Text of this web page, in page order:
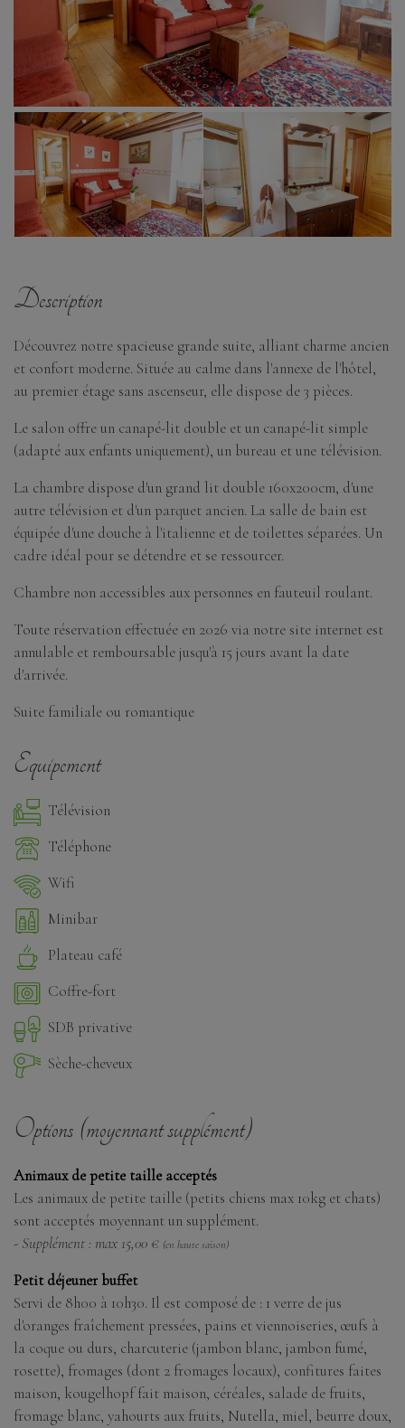
Description
Découvrez notre spacieuse grande suite, alliant charme ancien
et confort moderne. Située au calme dans l'annexe de l'hôtel,
au premier étage sans ascenseur, elle dispose de 3 pièces.
Le salon offre un canapé-lit double et un canapé-lit simple
(adapté aux enfants uniquement), un bureau et une télévision.
La chambre dispose d'un grand lit double 160x200cm, d'une
autre télévision et d'un parquet ancien. La salle de bain est
équipée d'une douche à l'italienne et de toilettes séparées. Un
cadre idéal pour se détendre et se ressourcer.
Chambre non accessibles aux personnes en fauteuil roulant.
Toute réservation effectuée en 2026 via notre site internet est
annulable et remboursable jusqu'à 15 jours avant la date
d'arrivée.
Suite familiale ou romantique
Equipement
Télévision
Téléphone
Wifi
Minibar
Plateau café
Coffre-fort
SDB privative
Sèche-cheveux
Options (moyennant supplément)
Animaux de petite taille acceptés
Les animaux de petite taille (petits chiens max 10kg et chats)
sont acceptés moyennant un supplément.
- Supplément : max 15,00 € (en haute saison)
Petit déjeuner buffet
Servi de 8h00 à 10h30. Il est composé de : 1 verre de jus
d'oranges fraîchement pressées, pains et viennoiseries, œufs à
la coque ou durs, charcuterie (jambon blanc, jambon fumé,
rosette), fromages (dont 2 fromages locaux), confitures faites
maison, kougelhopf fait maison, céréales, salade de fruits,
fromage blanc, yahourts aux fruits, Nutella, miel, beurre doux,